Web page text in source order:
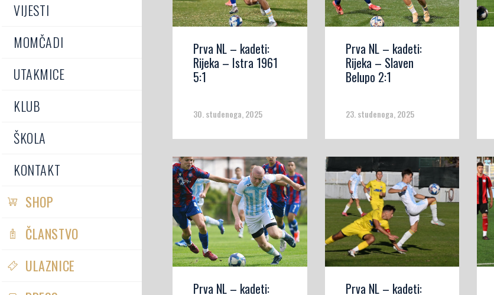
VIJESTI
MOMČADI
UTAKMICE
KLUB
ŠKOLA
KONTAKT
SHOP
ČLANSTVO
ULAZNICE
Prva NL – kadeti:
Rijeka – Istra 1961
5:1
30. studenoga, 2025
Prva NL – kadeti:
Rijeka – Slaven
Belupo 2:1
23. studenoga, 2025
Prva NL – kadeti:
Prva NL – kadeti: